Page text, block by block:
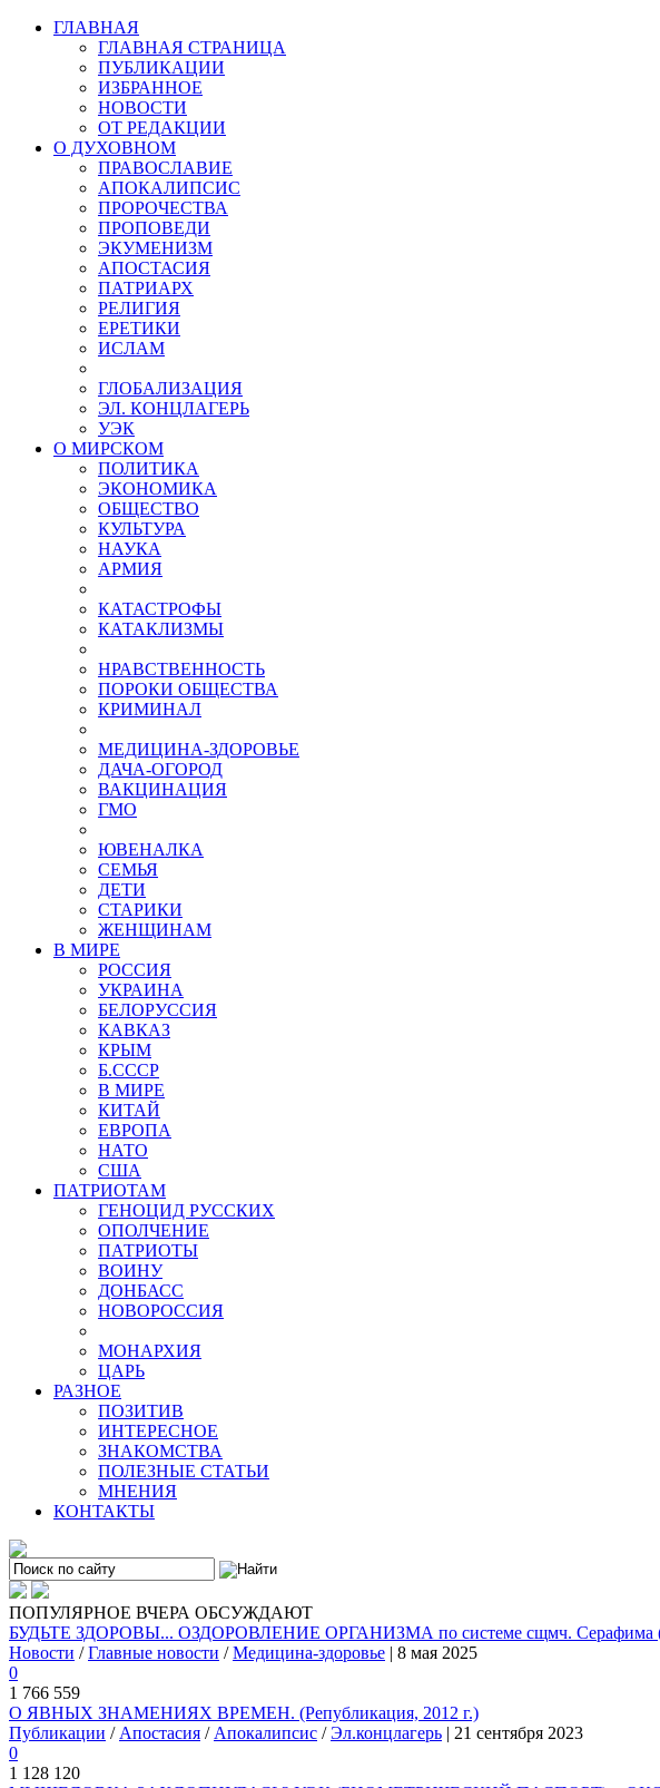
ГЛАВНАЯ
ГЛАВНАЯ СТРАНИЦА
ПУБЛИКАЦИИ
ИЗБРАННОЕ
НОВОСТИ
ОТ РЕДАКЦИИ
О ДУХОВНОМ
ПРАВОСЛАВИЕ
АПОКАЛИПСИС
ПРОРОЧЕСТВА
ПРОПОВЕДИ
ЭКУМЕНИЗМ
АПОСТАСИЯ
ПАТРИАРХ
РЕЛИГИЯ
ЕРЕТИКИ
ИСЛАМ
ГЛОБАЛИЗАЦИЯ
ЭЛ. КОНЦЛАГЕРЬ
УЭК
О МИРСКОМ
ПОЛИТИКА
ЭКОНОМИКА
ОБЩЕСТВО
КУЛЬТУРА
НАУКА
АРМИЯ
КАТАСТРОФЫ
КАТАКЛИЗМЫ
НРАВСТВЕННОСТЬ
ПОРОКИ ОБЩЕСТВА
КРИМИНАЛ
МЕДИЦИНА-ЗДОРОВЬЕ
ДАЧА-ОГОРОД
ВАКЦИНАЦИЯ
ГМО
ЮВЕНАЛКА
СЕМЬЯ
ДЕТИ
СТАРИКИ
ЖЕНЩИНАМ
В МИРЕ
РОСCИЯ
УКРАИНА
БЕЛОРУССИЯ
КАВКАЗ
КРЫМ
Б.СССР
В МИРЕ
КИТАЙ
ЕВРОПА
НАТО
США
ПАТРИОТАМ
ГЕНОЦИД РУССКИХ
ОПОЛЧЕНИЕ
ПАТРИОТЫ
ВОИНУ
ДОНБАСС
НОВОРОССИЯ
МОНАРХИЯ
ЦАРЬ
РАЗНОЕ
ПОЗИТИВ
ИНТЕРЕСНОЕ
ЗНАКОМСТВА
ПОЛЕЗНЫЕ СТАТЬИ
МНЕНИЯ
КОНТАКТЫ
ПОПУЛЯРНОЕ ВЧЕРА ОБСУЖДАЮТ
БУДЬТЕ ЗДОРОВЫ... ОЗДОРОВЛЕНИЕ ОРГАНИЗМА по системе сщмч. Серафима
Новости /Главные новости /Медицина-здоровье | 8 мая 2025
0
1 766 559
О ЯВНЫХ ЗНАМЕНИЯХ ВРЕМЕН. (Републикация, 2012 г.)
Публикации / Апостасия / Апокалипсис /Эл.концлагерь | 21 сентября 2023
0
1 128 120